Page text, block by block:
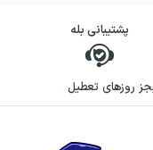
پشتیبانی بله